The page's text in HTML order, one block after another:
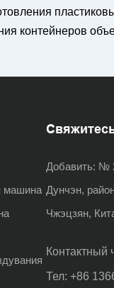
контейнеров
машина
Добавить: №
Дунчэн,
Чжэцзян,
Контактный
Тел: +86